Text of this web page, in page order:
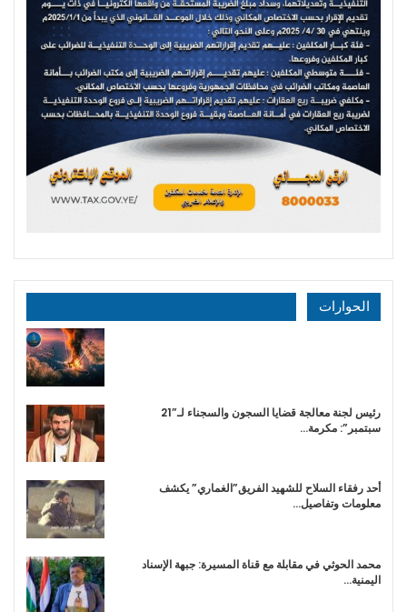
الحوارات
رئيس لجنة معالجة قضايا السجون والسجناء لـ”21
سبتمبر”: مكرمة…
أحد رفقاء السلاح للشهيد الفريق”الغماري” يكشف
معلومات وتفاصيل…
محمد الحوثي في مقابلة مع قناة المسيرة: جبهة الإسناد
اليمنية…